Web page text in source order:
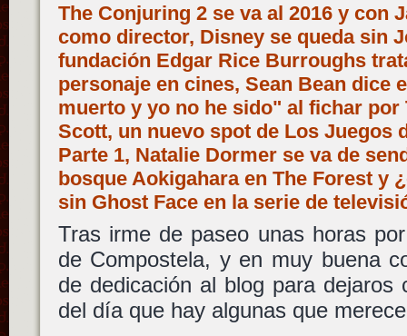
The Conjuring 2 se va al 2016 y con
como director, Disney se queda sin
fundación Edgar Rice Burroughs
personaje en cines, Sean Bean dice
muerto y yo no he sido" al fichar por
Scott, un nuevo spot de Los Juegos
Parte 1, Natalie Dormer se va de
bosque Aokigahara en The Forest y
sin Ghost Face en la serie de
Tras irme de paseo unas horas
de Compostela, y en muy buena
de dedicación al blog para dejaros
del día que hay algunas que